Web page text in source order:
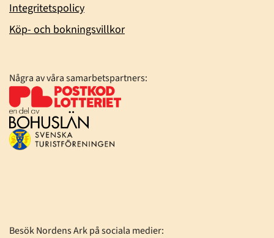
Integritetspolicy
Köp- och bokningsvillkor
Några av våra samarbetspartners:
Besök Nordens Ark på sociala medier: